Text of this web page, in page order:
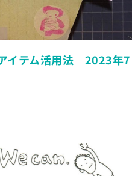
イテム活用法 2023年7